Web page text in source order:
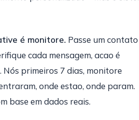
é monitore. Passe um
cada mensagem, acao é
Nós primeiros 7 dias, monitore
onde estao, onde param.
base em dados reais.